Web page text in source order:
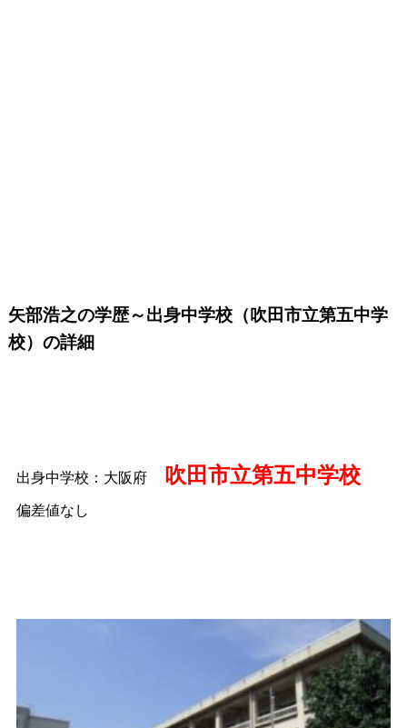
矢部浩之の学歴～出身中学校（吹田市立第五中学
校）の詳細
出身中学校：大阪府 吹田市立第五中学校
偏差値なし